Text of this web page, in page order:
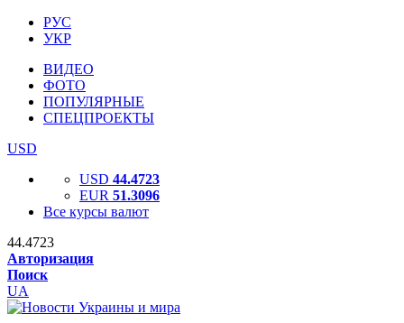
РУС
УКР
ВИДЕО
ФОТО
ПОПУЛЯРНЫЕ
СПЕЦПРОЕКТЫ
USD
USD 44.4723
EUR 51.3096
Все курсы валют
44.4723
Авторизация
Поиск
UA